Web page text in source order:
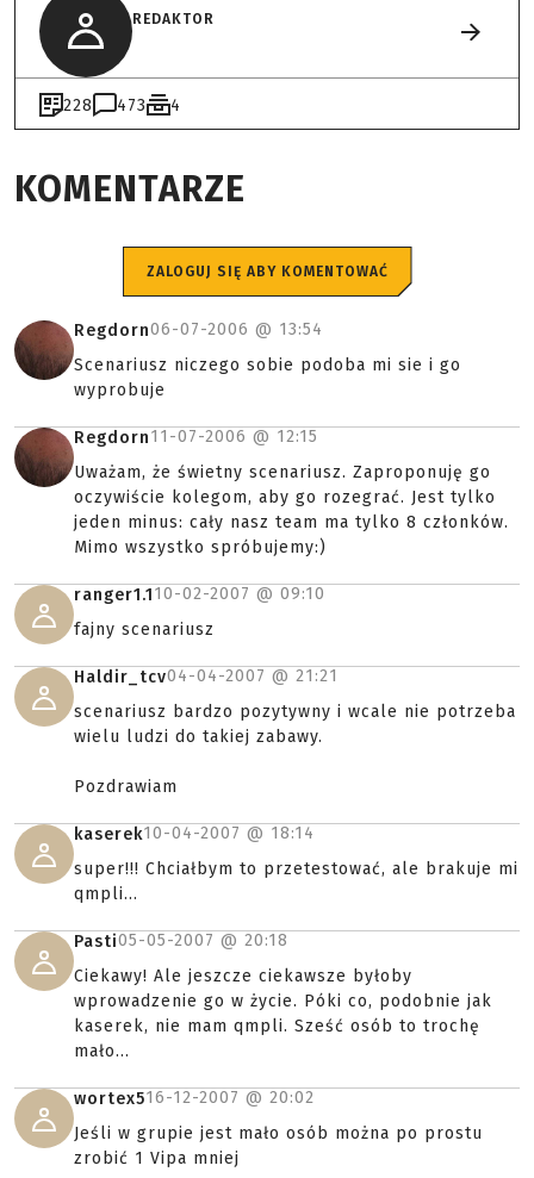
REDAKTOR
228 473 4
KOMENTARZE
ZALOGUJ SIĘ ABY KOMENTOWAĆ
Regdorn06-07-2006 @ 13:54
Scenariusz niczego sobie podoba mi sie i go
wyprobuje
Regdorn11-07-2006 @ 12:15
Uważam, że świetny scenariusz. Zaproponuję go
oczywiście kolegom, aby go rozegrać. Jest tylko
jeden minus: cały nasz team ma tylko 8 członków.
Mimo wszystko spróbujemy:)
ranger1.110-02-2007 @ 09:10
fajny scenariusz
Haldir_tcv04-04-2007 @ 21:21
scenariusz bardzo pozytywny i wcale nie potrzeba
wielu ludzi do takiej zabawy.
Pozdrawiam
kaserek10-04-2007 @ 18:14
super!!! Chciałbym to przetestować, ale brakuje mi
qmpli...
Pasti05-05-2007 @ 20:18
Ciekawy! Ale jeszcze ciekawsze byłoby
wprowadzenie go w życie. Póki co, podobnie jak
kaserek, nie mam qmpli. Sześć osób to trochę
mało...
wortex516-12-2007 @ 20:02
Jeśli w grupie jest mało osób można po prostu
zrobić 1 Vipa mniej